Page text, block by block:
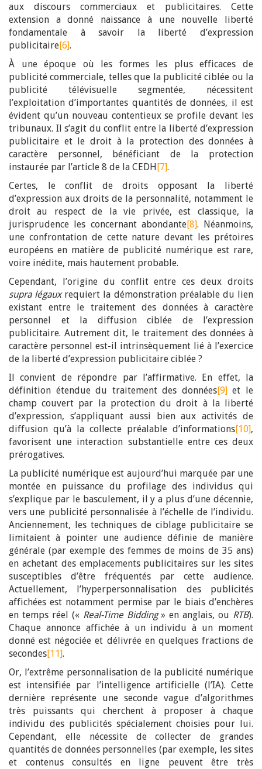
aux discours commerciaux et publicitaires. Cette
extension a donné naissance à une nouvelle liberté
fondamentale à savoir la liberté d’expression
publicitaire[6].
À une époque où les formes les plus efficaces de
publicité commerciale, telles que la publicité ciblée ou la
publicité télévisuelle segmentée, nécessitent
l’exploitation d’importantes quantités de données, il est
évident qu’un nouveau contentieux se profile devant les
tribunaux. Il s’agit du conflit entre la liberté d’expression
publicitaire et le droit à la protection des données à
caractère personnel, bénéficiant de la protection
instaurée par l’article 8 de la CEDH[7].
Certes, le conflit de droits opposant la liberté
d’expression aux droits de la personnalité, notamment le
droit au respect de la vie privée, est classique, la
jurisprudence les concernant abondante[8]. Néanmoins,
une confrontation de cette nature devant les prétoires
européens en matière de publicité numérique est rare,
voire inédite, mais hautement probable.
Cependant, l’origine du conflit entre ces deux droits
supra légauxrequiert la démonstration préalable du lien
existant entre le traitement des données à caractère
personnel et la diffusion ciblée de l’expression
publicitaire. Autrement dit, le traitement des données à
caractère personnel est-il intrinsèquement lié à l’exercice
de la liberté d’expression publicitaire ciblée ?
Il convient de répondre par l’affirmative. En effet, la
définition étendue du traitement des données[9]et le
champ couvert par la protection du droit à la liberté
d’expression, s’appliquant aussi bien aux activités de
diffusion qu’à la collecte préalable d’informations[10],
favorisent une interaction substantielle entre ces deux
prérogatives.
La publicité numérique est aujourd’hui marquée par une
montée en puissance du profilage des individus qui
s’explique par le basculement, il y a plus d’une décennie,
vers une publicité personnalisée à l’échelle de l’individu.
Anciennement, les techniques de ciblage publicitaire se
limitaient à pointer une audience définie de manière
générale (par exemple des femmes de moins de 35 ans)
en achetant des emplacements publicitaires sur les sites
susceptibles d’être fréquentés par cette audience.
Actuellement, l’hyperpersonnalisation des publicités
affichées est notamment permise par le biais d’enchères
en temps réel (« Real-Time Bidding» en anglais, ou RTB).
Chaque annonce affichée à un individu à un moment
donné est négociée et délivrée en quelques fractions de
secondes[11].
Or, l’extrême personnalisation de la publicité numérique
est intensifiée par l’intelligence artificielle (l’IA). Cette
dernière représente une seconde vague d’algorithmes
très puissants qui cherchent à proposer à chaque
individu des publicités spécialement choisies pour lui.
Cependant, elle nécessite de collecter de grandes
quantités de données personnelles (par exemple, les sites
et contenus consultés en ligne peuvent être très